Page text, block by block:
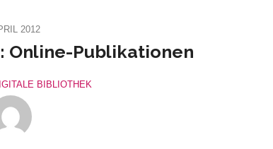
2012
Online-Publikationen
BIBLIOTHEK